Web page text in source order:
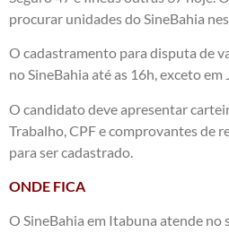
procurar unidades do SineBahia
O cadastramento para disputa de
no SineBahia até as 16h, exceto em
O candidato deve apresentar
Trabalho, CPF e comprovantes de
para ser cadastrado.
ONDE FICA
O SineBahia em Itabuna atende no